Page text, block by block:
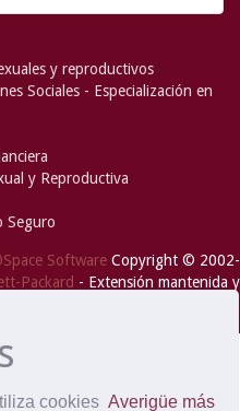
cookies Averigüe más
y reproductivos
Sociales - Especialización en
y Reproductiva
Seguro
Software Copyright © 2002-
Packard - Extensión mantenida y